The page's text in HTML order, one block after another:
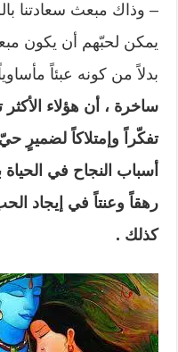
– وذاك مبعث سعادتنا
يمكن لحبّهم أن يكون
بدلاً من كونه عبئاً
ساخرة ، أن هؤلاء
تفكّراً وإمتلاكاً لضميرٍ
أسباب النجاح في الحياة
رهقاً وعنتاً في إيجاد
كذلك .